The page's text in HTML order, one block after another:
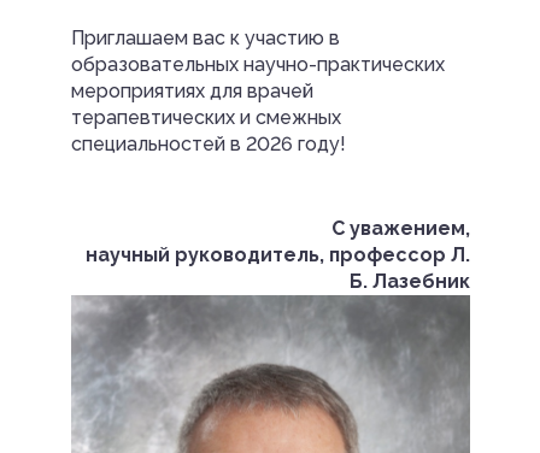
Приглашаем вас к участию в
образовательных научно-практических
мероприятиях для врачей
терапевтических и смежных
специальностей в 2026 году!
С уважением,
научный руководитель, профессор Л.
Б. Лазебник